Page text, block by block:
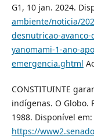
G1, 10 jan. 2024.
ambiente/noticia/
desnutricao-
yanomami-1-ano-
emergencia.ghtml
CONSTITUINTE
indígenas. O Globo.
1988. Disponível em:
https://